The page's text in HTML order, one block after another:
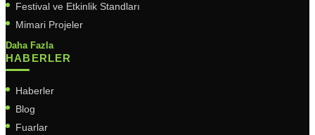
Festival ve Etkinlik Standları
Mimari Projeler
Daha Fazla
HABERLER
Haberler
Blog
Fuarlar